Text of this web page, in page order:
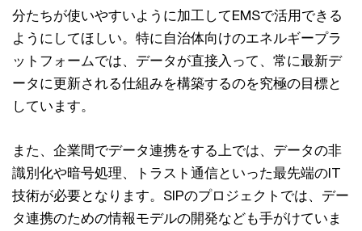
分たちが使いやすいように加工してEMSで活用できる
ようにしてほしい。特に自治体向けのエネルギープラ
ットフォームでは、データが直接入って、常に最新デ
ータに更新される仕組みを構築するのを究極の目標と
しています。
また、企業間でデータ連携をする上では、データの非
識別化や暗号処理、トラスト通信といった最先端のIT
技術が必要となります。SIPのプロジェクトでは、デー
タ連携のための情報モデルの開発なども手がけていま